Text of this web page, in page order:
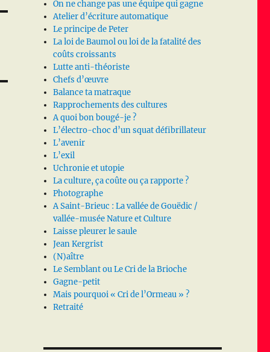
On ne change pas une équipe qui gagne
Atelier d’écriture automatique
Le principe de Peter
La loi de Baumol ou loi de la fatalité des
coûts croissants
Lutte anti-théoriste
Chefs d’œuvre
Balance ta matraque
Rapprochements des cultures
A quoi bon bougé-je ?
L’électro-choc d’un squat défibrillateur
L’avenir
L’exil
Uchronie et utopie
La culture, ça coûte ou ça rapporte ?
Photographe
A Saint-Brieuc : La vallée de Gouëdic /
vallée-musée Nature et Culture
Laisse pleurer le saule
Jean Kergrist
(N)aître
Le Semblant ou Le Cri de la Brioche
Gagne-petit
Mais pourquoi « Cri de l’Ormeau » ?
Retraité